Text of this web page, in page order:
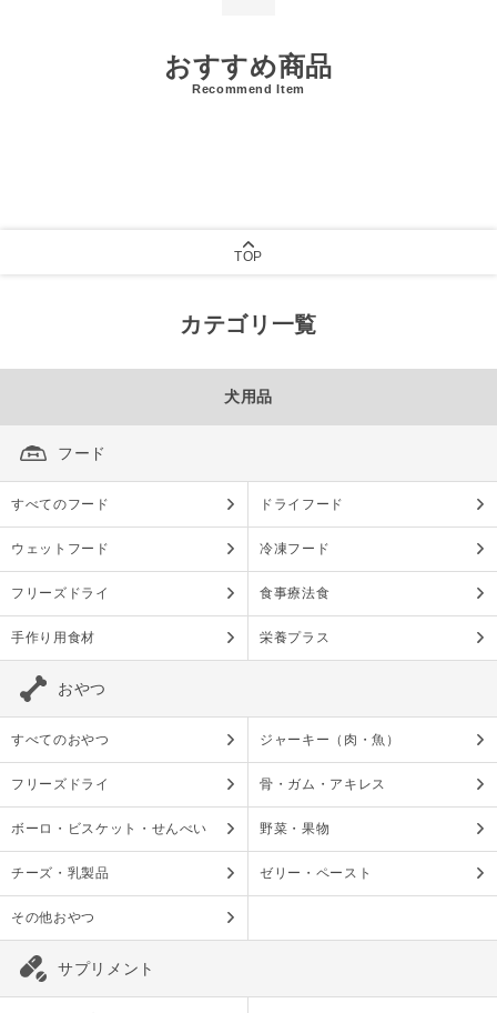
おすすめ商品
Recommend Item
TOP
カテゴリ一覧
犬用品
フード
すべてのフード ドライフード
ウェットフード 冷凍フード
フリーズドライ 食事療法食
手作り用食材 栄養プラス
おやつ
すべてのおやつ ジャーキー（肉・魚）
フリーズドライ 骨・ガム・アキレス
ボーロ・ビスケット・せんべい 野菜・果物
チーズ・乳製品 ゼリー・ペースト
その他おやつ
サプリメント